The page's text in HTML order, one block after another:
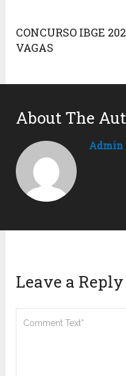
CONCURSO IBGE
VAGAS
About The
Admin
Leave a Reply